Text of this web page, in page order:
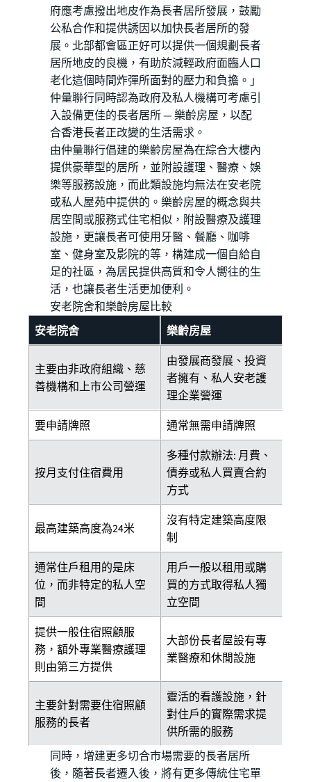
府應考慮撥出地皮作為長者居所發展，鼓勵
公私合作和提供誘因以加快長者居所的發
展。北部都會區正好可以提供一個規劃長者
居所地皮的良機，有助於減輕政府面臨人口
老化這個時間炸彈所面對的壓力和負擔。」
仲量聯行同時認為政府及私人機構可考慮引
入設備更佳的長者居所 — 樂齡房屋，以配
合香港長者正改變的生活需求。
由仲量聯行倡建的樂齡房屋為在綜合大樓內
提供豪華型的居所，並附設護理、醫療、娛
樂等服務設施，而此類設施均無法在安老院
或私人屋苑中提供的。樂齡房屋的概念與共
居空間或服務式住宅相似，附設醫療及護理
設施，更讓長者可使用牙醫、餐廳、咖啡
室、健身室及影院的等，構建成一個自給自
足的社區，為居民提供高質和令人嚮往的生
活，也讓長者生活更加便利。
安老院舍和樂齡房屋比較
安老院舍
樂齡房屋
主要由非政府組織、慈
善機構和上市公司營運
由發展商發展、投資
者擁有、私人安老護
理企業營運
要申請牌照
通常無需申請牌照
按月支付住宿費用
多種付款辦法: 月費、
債券或私人買賣合約
方式
最高建築高度為24米
沒有特定建築高度限
制
通常住戶租用的是床
位，而非特定的私人空
間
用戶一般以租用或購
買的方式取得私人獨
立空間
提供一般住宿照顧服
務，額外專業醫療護理
則由第三方提供
大部份長者屋設有專
業醫療和休閒設施
主要針對需要住宿照顧
服務的長者
靈活的看護設施，針
對住戶的實際需求提
供所需的服務
同時，增建更多切合市場需要的長者居所
後，隨著長者遷入後，將有更多傳統住宅單